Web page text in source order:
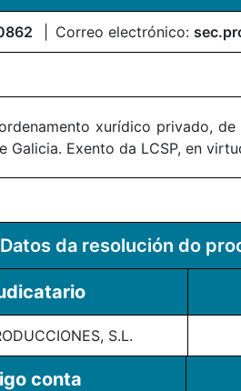
Correo electrónico:
xurídico privado,
Exento da LCSP, en
Datos da resolución do
S.L.
conta